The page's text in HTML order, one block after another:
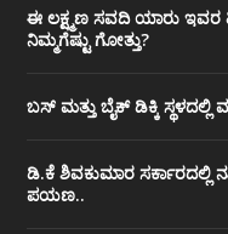
ಈ ಲಕ್ಷ್ಮಣ ಸವದಿ ಯಾರು ಇವರ
ನಿಮ್ಮಗೆಷ್ಟು ಗೋತ್ತು?
ಬಸ್ ಮತ್ತು ಬೈಕ್ ಡಿಕ್ಕಿ ಸ್ಥಳದಲ್ಲಿ
ಡಿ.ಕೆ ಶಿವಕುಮಾರ ಸರ್ಕಾರದಲ್ಲಿ
ಪಯಣ..